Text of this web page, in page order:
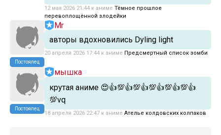
12 мая 2026 21:44 к аниме Тёмное прошлое
перевоплощённой злодейки
Постоялец
Mr
авторы вдохновились Dyling light
20 апреля 2026 17:44 к аниме Предсмертный список зомби
Постоялец
мышка
крутая аниме 😍👍💯👍💯👍💯👍💯👍💯👍
💯vq
18 апреля 2026 22:47 к аниме Ателье колдовских колпаков